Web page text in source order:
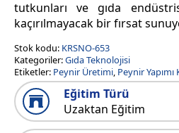
tutkunları ve gıda
kaçırılmayacak bir fırsat
Stok kodu: KRSNO-653
Kategoriler:Gıda Teknolojisi
Etiketler: Peynir Üretimi, Peynir Yapımı
Eğitim Türü
Uzaktan Eğitim